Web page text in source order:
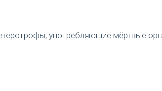
употребляющие мёртвые